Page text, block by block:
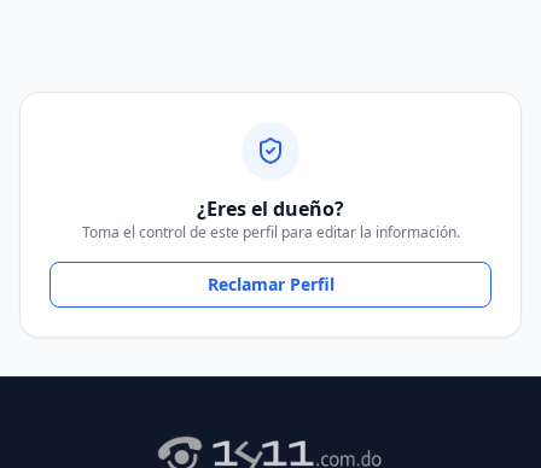
¿Eres el dueño?
Toma el control de este perfil para editar la información.
Reclamar Perfil